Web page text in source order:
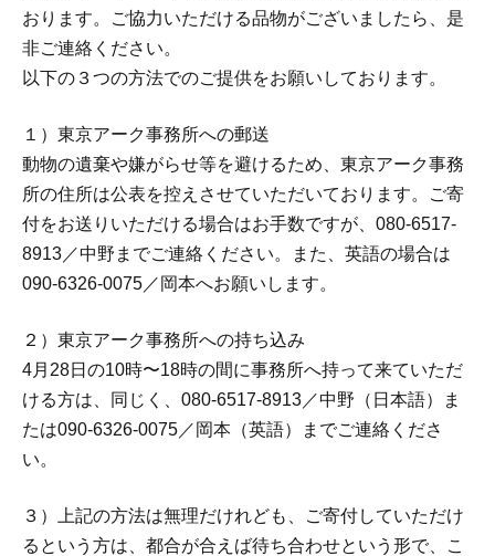
おります。ご協力いただける品物がございましたら、是
非ご連絡ください。
以下の３つの方法でのご提供をお願いしております。
１）東京アーク事務所への郵送
動物の遺棄や嫌がらせ等を避けるため、東京アーク事務
所の住所は公表を控えさせていただいております。ご寄
付をお送りいただける場合はお手数ですが、080-6517-
8913／中野までご連絡ください。また、英語の場合は
090-6326-0075／岡本へお願いします。
２）東京アーク事務所への持ち込み
4月28日の10時〜18時の間に事務所へ持って来ていただ
ける方は、同じく、080-6517-8913／中野（日本語）ま
たは090-6326-0075／岡本（英語）までご連絡くださ
い。
３）上記の方法は無理だけれども、ご寄付していただけ
るという方は、都合が合えば待ち合わせという形で、こ